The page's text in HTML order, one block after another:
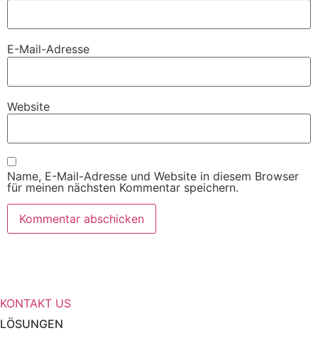
E-Mail-Adresse
Website
Name, E-Mail-Adresse und Website in diesem Browser
für meinen nächsten Kommentar speichern.
KONTAKT US
LÖSUNGEN